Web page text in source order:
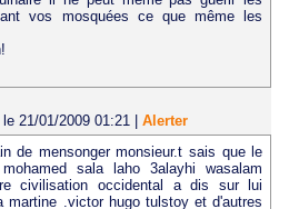
vos mosquées ce que même les
le 21/01/2009 01:21
Alerter
de mensonger monsieur.t sais que le
sala laho 3alayhi wasalam
civilisation occidental a dis sur lui
martine .victor hugo tulstoy et d'autres